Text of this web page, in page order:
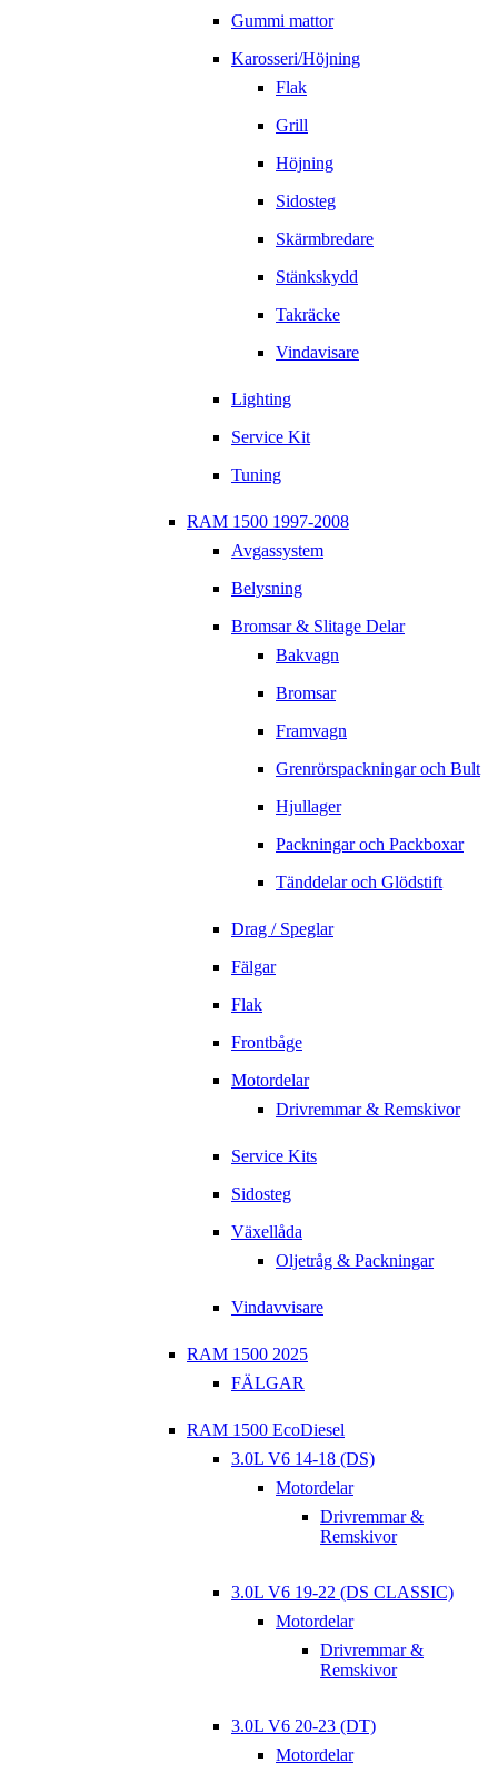
Gummi mattor
Karosseri/Höjning
Flak
Grill
Höjning
Sidosteg
Skärmbredare
Stänkskydd
Takräcke
Vindavisare
Lighting
Service Kit
Tuning
RAM 1500 1997-2008
Avgassystem
Belysning
Bromsar & Slitage Delar
Bakvagn
Bromsar
Framvagn
Grenrörspackningar och Bult
Hjullager
Packningar och Packboxar
Tänddelar och Glödstift
Drag / Speglar
Fälgar
Flak
Frontbåge
Motordelar
Drivremmar & Remskivor
Service Kits
Sidosteg
Växellåda
Oljetråg & Packningar
Vindavvisare
RAM 1500 2025
FÄLGAR
RAM 1500 EcoDiesel
3.0L V6 14-18 (DS)
Motordelar
Drivremmar &
Remskivor
3.0L V6 19-22 (DS CLASSIC)
Motordelar
Drivremmar &
Remskivor
3.0L V6 20-23 (DT)
Motordelar